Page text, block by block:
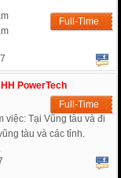
Full-Time
PowerTech
Full-Time
việc: Tại Vũng tàu và đi
tàu và các tỉnh.